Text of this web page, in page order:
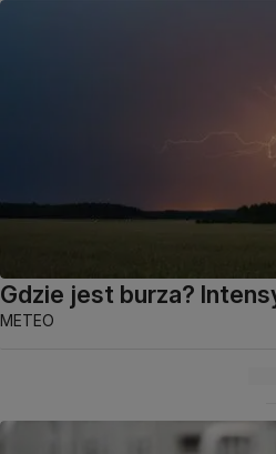
Gdzie jest burza?
METEO